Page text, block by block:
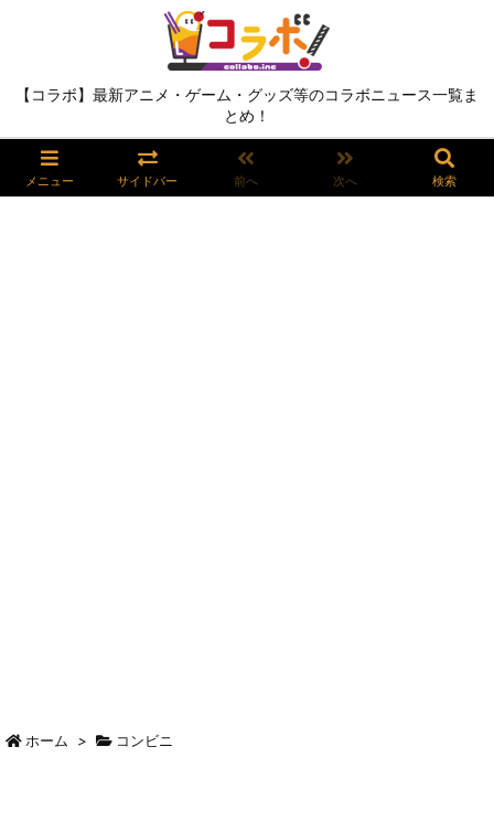
【コラボ】最新アニメ・ゲーム・グッズ等のコラボニュース一覧ま
とめ！
メニュー サイドバー 前へ 次へ 検索
ホーム > コンビニ